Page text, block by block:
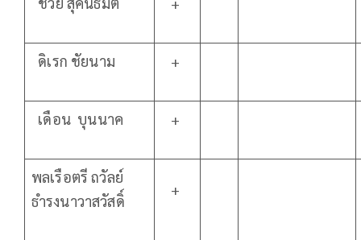
ดิเรก ชัยนาม +
เดือน บุนนาค +
พลเรือตรี ถวัลย์
ธำรงนาวาสวัสดิ์
+